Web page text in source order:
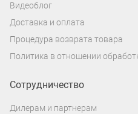
Видеоблог
Доставка и оплата
Процедура возврата товара
Политика в отношении
Сотрудничество
Дилерам и партнерам